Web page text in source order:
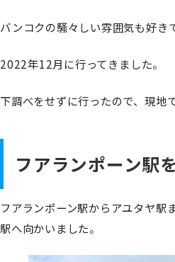
バンコクの騒々しい雰囲気も好き
2022年12月に行ってきました。
下調べをせずに行ったので、現地
フアランポーン駅
フアランポーン駅からアユタヤ駅
駅へ向かいました。